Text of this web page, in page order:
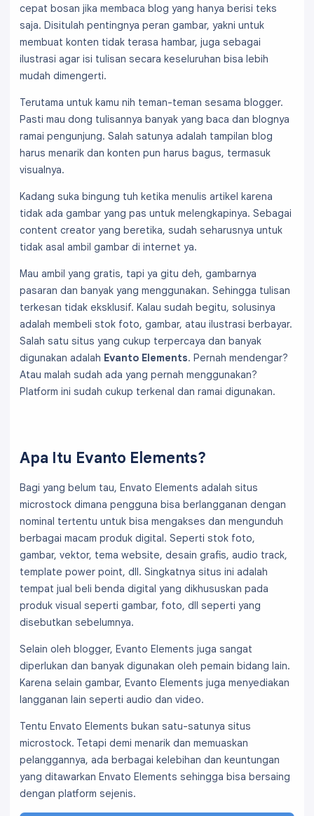
cepat bosan jika membaca blog yang hanya berisi teks
saja. Disitulah pentingnya peran gambar, yakni untuk
membuat konten tidak terasa hambar, juga sebagai
ilustrasi agar isi tulisan secara keseluruhan bisa lebih
mudah dimengerti.
Terutama untuk kamu nih teman-teman sesama blogger.
Pasti mau dong tulisannya banyak yang baca dan blognya
ramai pengunjung. Salah satunya adalah tampilan blog
harus menarik dan konten pun harus bagus, termasuk
visualnya.
Kadang suka bingung tuh ketika menulis artikel karena
tidak ada gambar yang pas untuk melengkapinya. Sebagai
content creator yang beretika, sudah seharusnya untuk
tidak asal ambil gambar di internet ya.
Mau ambil yang gratis, tapi ya gitu deh, gambarnya
pasaran dan banyak yang menggunakan. Sehingga tulisan
terkesan tidak eksklusif. Kalau sudah begitu, solusinya
adalah membeli stok foto, gambar, atau ilustrasi berbayar.
Salah satu situs yang cukup terpercaya dan banyak
digunakan adalah Evanto Elements. Pernah mendengar?
Atau malah sudah ada yang pernah menggunakan?
Platform ini sudah cukup terkenal dan ramai digunakan.
Apa Itu Evanto Elements?
Bagi yang belum tau, Envato Elements adalah situs
microstock dimana pengguna bisa berlangganan dengan
nominal tertentu untuk bisa mengakses dan mengunduh
berbagai macam produk digital. Seperti stok foto,
gambar, vektor, tema website, desain grafis, audio track,
template power point, dll. Singkatnya situs ini adalah
tempat jual beli benda digital yang dikhususkan pada
produk visual seperti gambar, foto, dll seperti yang
disebutkan sebelumnya.
Selain oleh blogger, Evanto Elements juga sangat
diperlukan dan banyak digunakan oleh pemain bidang lain.
Karena selain gambar, Evanto Elements juga menyediakan
langganan lain seperti audio dan video.
Tentu Envato Elements bukan satu-satunya situs
microstock. Tetapi demi menarik dan memuaskan
pelanggannya, ada berbagai kelebihan dan keuntungan
yang ditawarkan Envato Elements sehingga bisa bersaing
dengan platform sejenis.